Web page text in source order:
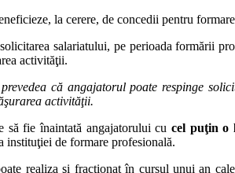
la cerere, de concedii pentru
salariatului, pe perioada formării
activităţii.
că angajatorul poate respinge
activităţii.
să fie înaintată angajatorului cucel puţin o
instituţiei de formare profesională.
realiza şi fracţionat în cursul unui an